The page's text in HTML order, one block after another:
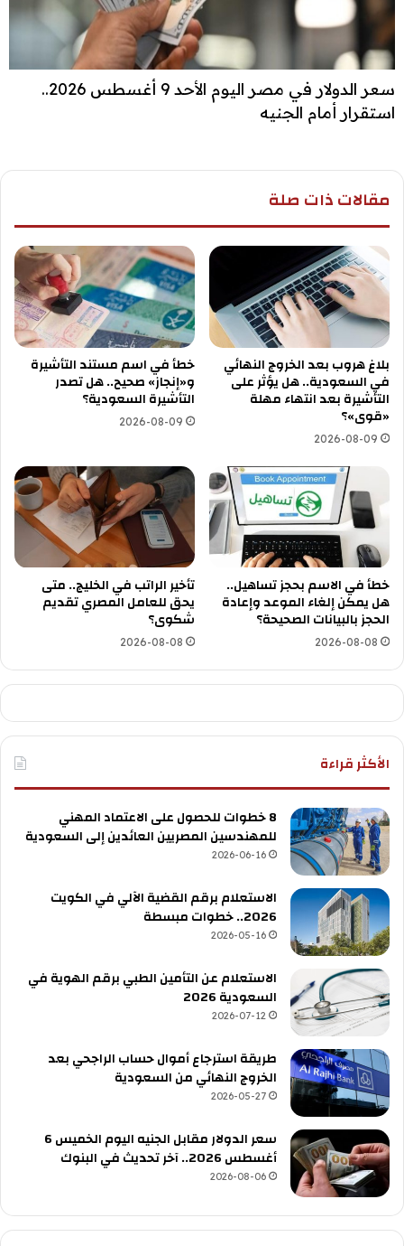
سعر الدولار في مصر اليوم الأحد 9 أغسطس 2026..
استقرار أمام الجنيه
مقالات ذات صلة
بلاغ هروب بعد الخروج النهائي
في السعودية.. هل يؤثر على
التأشيرة بعد انتهاء مهلة
«قوى»؟
2026-08-09
خطأ في اسم مستند التأشيرة
و«إنجاز» صحيح.. هل تصدر
التأشيرة السعودية؟
2026-08-09
خطأ في الاسم بحجز تساهيل..
هل يمكن إلغاء الموعد وإعادة
الحجز بالبيانات الصحيحة؟
2026-08-08
تأخير الراتب في الخليج.. متى
يحق للعامل المصري تقديم
شكوى؟
2026-08-08
الأكثر قراءة
8 خطوات للحصول على الاعتماد المهني
للمهندسين المصريين العائدين إلى السعودية
2026-06-16
الاستعلام برقم القضية الآلي في الكويت
2026.. خطوات مبسطة
2026-05-16
الاستعلام عن التأمين الطبي برقم الهوية في
السعودية 2026
2026-07-12
طريقة استرجاع أموال حساب الراجحي بعد
الخروج النهائي من السعودية
2026-05-27
سعر الدولار مقابل الجنيه اليوم الخميس 6
أغسطس 2026.. آخر تحديث في البنوك
2026-08-06